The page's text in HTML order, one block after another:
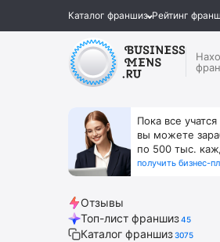
Каталог франшиз Рейтинг
Пока все
вы можете
по 500 тыс.
получить бизнес-
Отзывы
Топ-лист франшиз45
Каталог франшиз3075